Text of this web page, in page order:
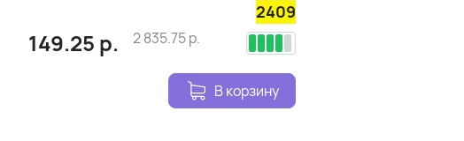
2409
149.25 р. 2 835.75р.
В корзину